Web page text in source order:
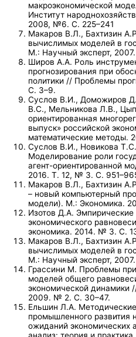
макроэкономической
Институт
2008, №6. С. 225–241
Макаров В.Л., Бахтизин
вычислимых моделей в
М.: Научный эксперт, 2007.
Широв А.А. Роль
прогнозирования при
политики // Проблемы
С. 3–9.
Суслов В.И., Доможиров
В.С., Мельникова Л.В.,
ориентированная
выпуск» российской
математические методы.
Суслов В.И., Новикова
Моделирование роли
агент-ориентированной
2016. Т. 12, № 3. С.
Макаров В.Л., Бахтизин
– новый компьютерный
модели). М.: Экономика.
Изотов Д.А.
экономического
экономика. 2014. № 3. С.
Макаров В.Л., Бахтизин
вычислимых моделей в
М.: Научный эксперт, 2007.
Грассини М. Проблемы
моделей общего
экономической динамики
2009. № 2. C. 30–47.
Ельшин Л.А.
промышленного развития
ожиданий экономических
анализ: теория и